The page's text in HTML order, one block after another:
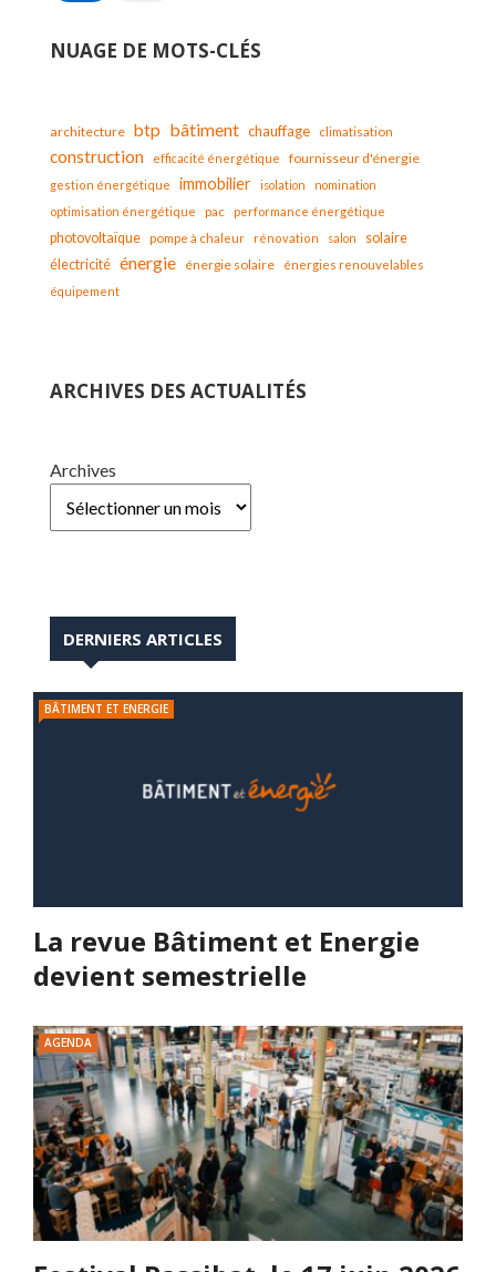
NUAGE DE MOTS-CLÉS
architecture btp bâtiment chauffage climatisation
construction efficacité énergétique fournisseur d'énergie
gestion énergétique immobilier isolation
nomination
optimisation énergétique
pac performance énergétique
photovoltaïque pompe à chaleur rénovation salon solaire
électricité énergie énergie solaire
énergies renouvelables
équipement
ARCHIVES DES ACTUALITÉS
Archives
DERNIERS ARTICLES
BÂTIMENT ET ENERGIE
La revue Bâtiment et Energie
devient semestrielle
AGENDA